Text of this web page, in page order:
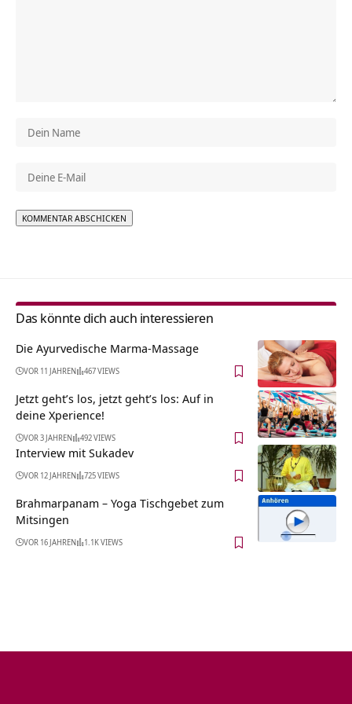
Das könnte dich auch interessieren
Die Ayurvedische Marma-Massage
VOR 11 JAHREN 467 VIEWS
Jetzt geht’s los, jetzt geht’s los: Auf in
deine Xperience!
VOR 3 JAHREN 492 VIEWS
Interview mit Sukadev
VOR 12 JAHREN 725 VIEWS
Brahmarpanam – Yoga Tischgebet zum
Mitsingen
VOR 16 JAHREN 1.1K VIEWS